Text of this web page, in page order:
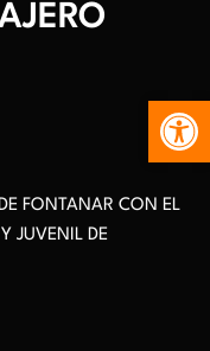
FONTANAR CON EL
JUVENIL DE